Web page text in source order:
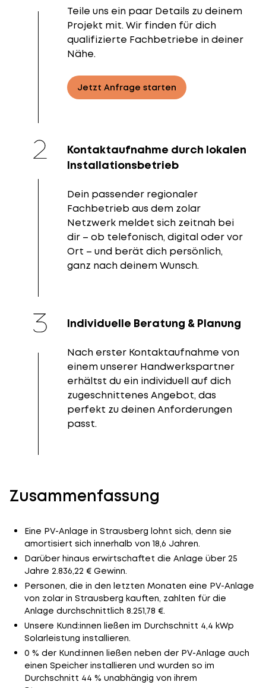
Teile uns ein paar Details zu deinem
Projekt mit. Wir finden für dich
qualifizierte Fachbetriebe in deiner
Nähe.
Jetzt Anfrage starten
Kontaktaufnahme durch lokalen
Installationsbetrieb
Dein passender regionaler
Fachbetrieb aus dem zolar
Netzwerk meldet sich zeitnah bei
dir – ob telefonisch, digital oder vor
Ort – und berät dich persönlich,
ganz nach deinem Wunsch.
Individuelle Beratung & Planung
Nach erster Kontaktaufnahme von
einem unserer Handwerkspartner
erhältst du ein individuell auf dich
zugeschnittenes Angebot, das
perfekt zu deinen Anforderungen
passt.
Zusammenfassung
Eine PV-Anlage in Strausberg lohnt sich, denn sie
amortisiert sich innerhalb von 18,6 Jahren.
Darüber hinaus erwirtschaftet die Anlage über 25
Jahre 2.836,22 € Gewinn.
Personen, die in den letzten Monaten eine PV-Anlage
von zolar in Strausberg kauften, zahlten für die
Anlage durchschnittlich 8.251,78 €.
Unsere Kund:innen ließen im Durchschnitt 4,4 kWp
Solarleistung installieren.
0 % der Kund:innen ließen neben der PV-Anlage auch
einen Speicher installieren und wurden so im
Durchschnitt 44 % unabhängig von ihrem